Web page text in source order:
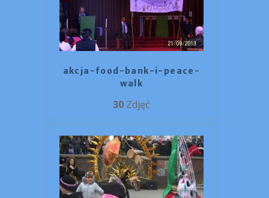
akcja-food-bank-i-peace-
walk
30 Zdjęć